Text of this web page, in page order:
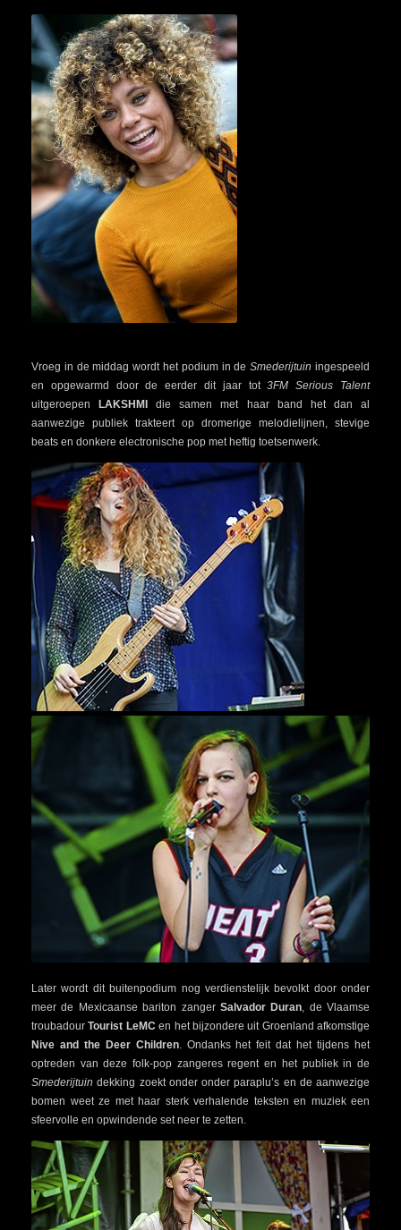
Vroeg in de middag wordt het podium in deSmederijtuin ingespeeld
en opgewarmd door de eerder dit jaar tot3FM Serious Talent
uitgeroepen
LAKSHMI
die samen met haar band het dan al
aanwezige publiek trakteert op dromerige melodielijnen, stevige
beats en donkere electronische pop met heftig toetsenwerk.
Later wordt dit buitenpodium nog verdienstelijk bevolkt door onder
meer de Mexicaanse bariton zanger Salvador Duran, de Vlaamse
troubadourTourist LeMCen het bijzondere uit Groenland afkomstige
Nive and the Deer Children. Ondanks het feit dat het tijdens het
optreden van deze folk-pop zangeres regent en het publiek in de
Smederijtuin dekking zoekt onder onder paraplu’s en de aanwezige
bomen weet ze met haar sterk verhalende teksten en muziek een
sfeervolle en opwindende set neer te zetten.